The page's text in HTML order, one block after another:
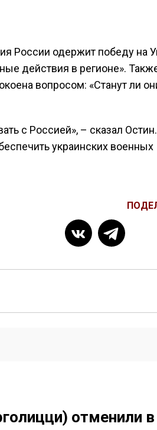
России одержит победу на
действия в регионе».
вопросом: «Станут ли
с Россией», – сказал
украинских военных
отменили в